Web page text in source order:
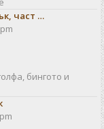
част …
бингото и